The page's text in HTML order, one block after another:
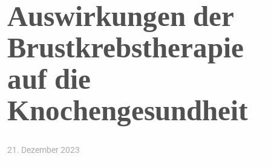
Auswirkungen der
Brustkrebstherapie
auf die
Knochengesundheit
21. Dezember 2023